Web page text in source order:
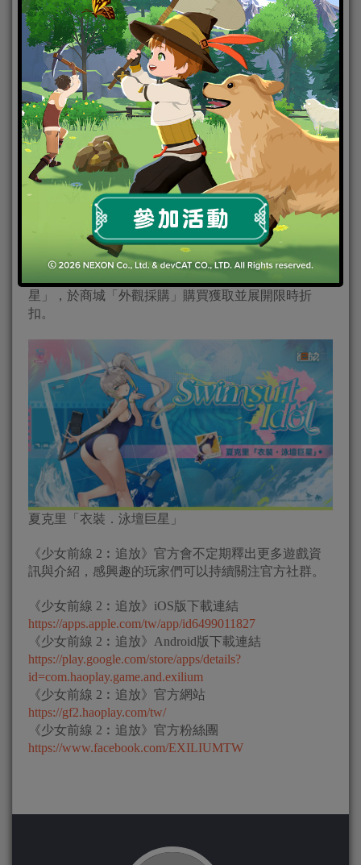
《少女前線2：追放》人形PV－米什緹
人形外觀同步登場
 活動時間：2025 年 4 月 10 日 09:00後常駐上架
「指揮官，今天你也要在泳池邊上為我應援哦♥」水花
飛濺中，曼妙的曲線與水融為一體，每一個動作都是
星」，於商城「外觀採購」購買獲取並展開限時折
扣。
夏克里「衣裝．泳壇巨星」
《少女前線 2︰追放》官方會不定期釋出更多遊戲資
訊與介紹，感興趣的玩家們可以持續關注官方社群。
《少女前線 2︰追放》iOS版下載連結
https://apps.apple.com/tw/app/id6499011827
《少女前線 2︰追放》Android版下載連結
https://play.google.com/store/apps/details?
id=com.haoplay.game.and.exilium
《少女前線 2︰追放》官方網站
https://gf2.haoplay.com/tw/
《少女前線 2︰追放》官方粉絲團
https://www.facebook.com/EXILIUMTW